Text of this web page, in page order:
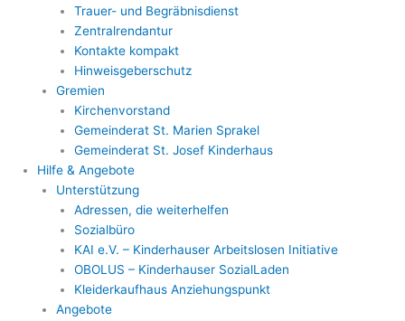
Trauer- und Begräbnisdienst
Zentralrendantur
Kontakte kompakt
Hinweisgeberschutz
Gremien
Kirchenvorstand
Gemeinderat St. Marien Sprakel
Gemeinderat St. Josef Kinderhaus
Hilfe & Angebote
Unterstützung
Adressen, die weiterhelfen
Sozialbüro
KAI e.V. – Kinderhauser Arbeitslosen Initiative
OBOLUS – Kinderhauser SozialLaden
Kleiderkaufhaus Anziehungspunkt
Angebote